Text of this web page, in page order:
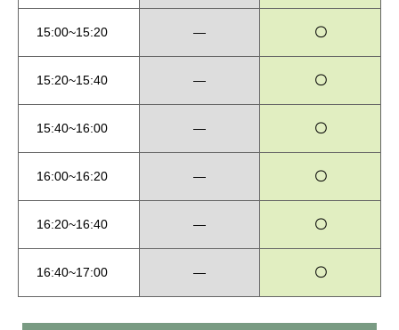
15:00~15:20 ― 〇
15:20~15:40 ― 〇
15:40~16:00 ― 〇
16:00~16:20 ― 〇
16:20~16:40 ― 〇
16:40~17:00 ― 〇